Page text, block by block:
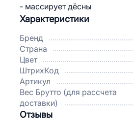
- массирует дёсны
Характеристики
Бренд
Страна
Цвет
ШтрихКод
Артикул
Вес Брутто (для рассчета
доставки)
Отзывы